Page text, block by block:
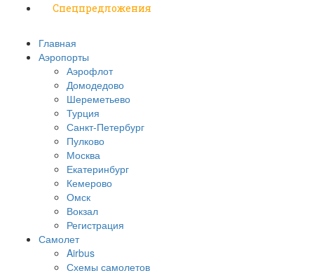
Спецпредложения
Главная
Аэропорты
Аэрофлот
Домодедово
Шереметьево
Турция
Санкт-Петербург
Пулково
Москва
Екатеринбург
Кемерово
Омск
Вокзал
Регистрация
Самолет
Airbus
Схемы самолетов